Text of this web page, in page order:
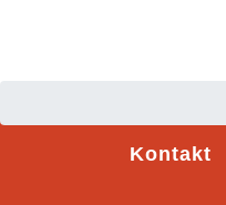
Kontakt